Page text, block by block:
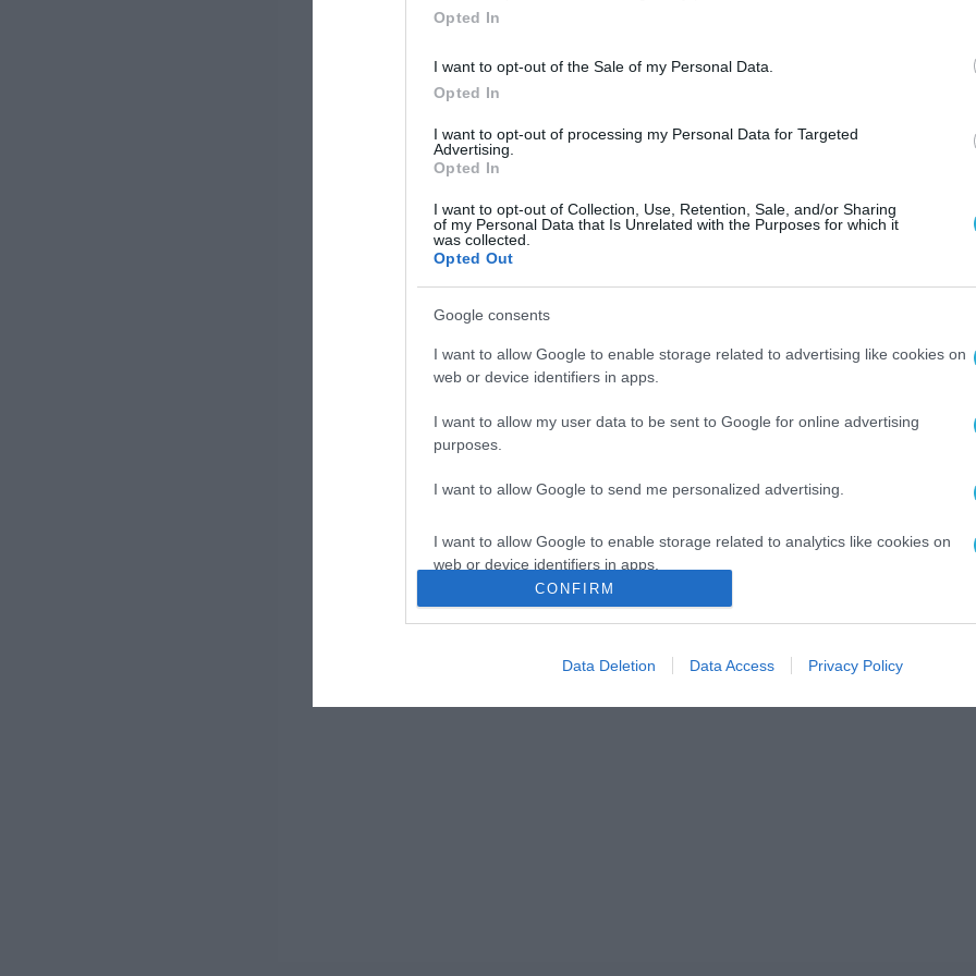
Opted In
I want to opt-out of the Sale of my Personal Data.
Opted In
I want to opt-out of processing my Personal Data for Targeted
Advertising.
Opted In
I want to opt-out of Collection, Use, Retention, Sale, and/or Sharing
of my Personal Data that Is Unrelated with the Purposes for which it
was collected.
Opted Out
Google consents
I want to allow Google to enable storage related to advertising like cookies on
web or device identifiers in apps.
I want to allow my user data to be sent to Google for online advertising
purposes.
I want to allow Google to send me personalized advertising.
I want to allow Google to enable storage related to analytics like cookies on
web or device identifiers in apps.
I want to allow Google to enable storage related to functionality of the website
I want to allow Google to enable storage related to personalization.
CONFIRM
Data Deletion Data Access Privacy Policy